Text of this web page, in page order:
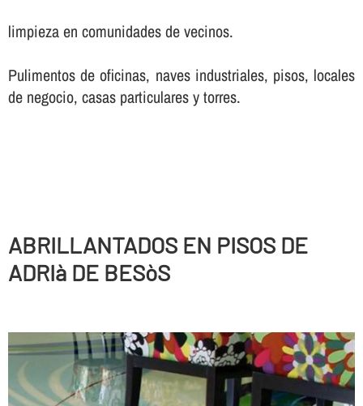
limpieza en comunidades de vecinos.
Pulimentos de oficinas, naves industriales, pisos, locales
de negocio, casas particulares y torres.
ABRILLANTADOS EN PISOS DE
ADRIà DE BESòS